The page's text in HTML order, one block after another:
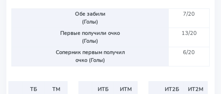
Обе забили
(Голы)
7/20
Первые получили очко
(Голы)
13/20
Соперник первым получил
очко (Голы)
6/20
ТБ
ТМ
ИТБ
ИТМ
ИТ2Б
ИТ2М